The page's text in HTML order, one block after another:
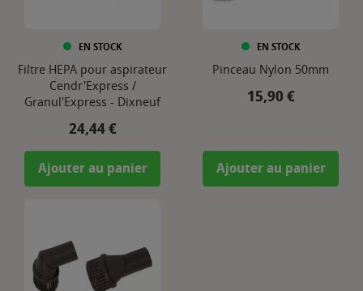
EN STOCK
Filtre HEPA pour aspirateur
Cendr'Express /
Granul'Express - Dixneuf
Prix
24,44 €
Ajouter au panier
EN STOCK
Pinceau Nylon 50mm
Prix
15,90 €
Ajouter au panier